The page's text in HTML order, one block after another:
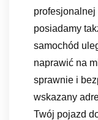
posiadamy
samochód
naprawić na
sprawnie i
wskazany
Twój pojazd